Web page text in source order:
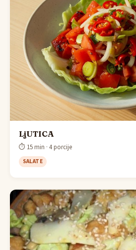
LjUTICA
⏱ 15 min · 4 porcije
SALATE